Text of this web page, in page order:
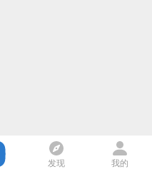
发现 我的